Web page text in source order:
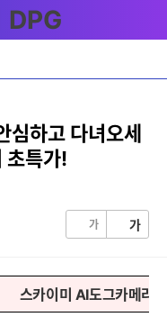
하고 다녀오세
초특가!
가 가
스카이미 AI도그카메라